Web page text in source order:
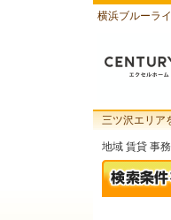
横浜ブルーラ
三ツ沢エリア
地域 賃貸 事